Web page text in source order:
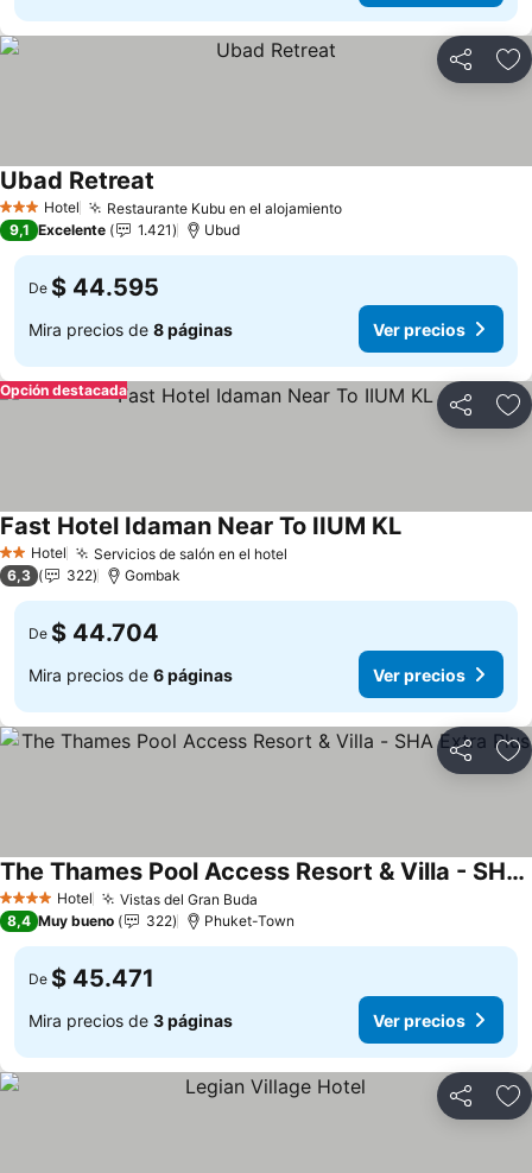
Compartir
3 Estrellas
Hotel Restaurante Kubu en el alojamiento
Ubad Retreat
9,1 Excelente 1.421 Ubud
De $ 44.595
Mira precios de 8 páginas Ver precios
Compartir
Opción destacada
2 Estrellas
Hotel Servicios de salón en el hotel
Fast Hotel Idaman Near To IIUM KL
6,3 322 Gombak
De $ 44.704
Mira precios de 6 páginas Ver precios
Compartir
4 EstrellasHotel Vistas del Gran Buda
The Thames Pool Access Resort & Villa - SHA Extra Plus
8,4 Muy bueno 322 Phuket-Town
De $ 45.471
Mira precios de 3 páginas Ver precios
Compartir